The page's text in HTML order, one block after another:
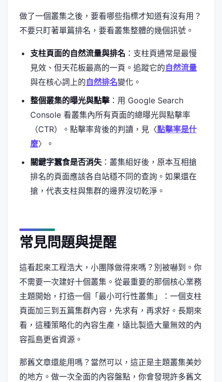
做了一個叢集之後，要看哪些指標才知道有沒有用？
不要只盯著單篇排名，要看叢集整體的幾個訊號。
支柱頁面的自然流量與排名 ：支柱頁通常是最慢
見效、但天花板最高的一頁。追蹤它的自然流量
與在核心詞上的自然排名變化。
整個叢集的曝光與點擊：用 Google Search
Console 看叢集內所有頁面的總曝光與點擊率
（CTR）。點擊率背後的判讀，見〈點擊率是什
麼〉。
關鍵字蠶食是否消失：叢集組好後，原本互相搶
排名的頁面應該各自站穩不同的查詢。如果還在
搶，代表支柱與集群的邊界沒切乾淨。
常見問題與提醒
這看起來工程浩大，小團隊做得來嗎？別被嚇到。你
不需要一次建好十個叢集。從最重要的那個核心業務
主題開始，打造一個「最小可行性叢集」：一個支柱
頁面加三到五篇集群內容，先求有，再求好。長期來
看，這種策略化的內容生產，遠比製造大量無效的內
容孤島更省資源。
那舊文章還能用嗎？當然可以，這正是主題叢集美妙
的地方。做一次全面的內容盤點，你會發現許多舊文